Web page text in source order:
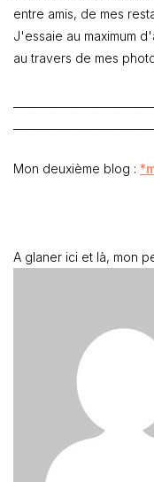
entre amis, de mes
J'essaie au maximum
au travers de mes
Mon deuxième blog :
A glaner ici et là, mon